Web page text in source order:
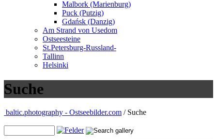
Malbork (Marienburg)
Puck (Putzig)
Gdańsk (Danzig)
Am Strand von Usedom
Ostseesteine
St.Petersburg-Russland-
Tallinn
Helsinki
Suche
baltic.photography - Ostseebilder.com / Suche